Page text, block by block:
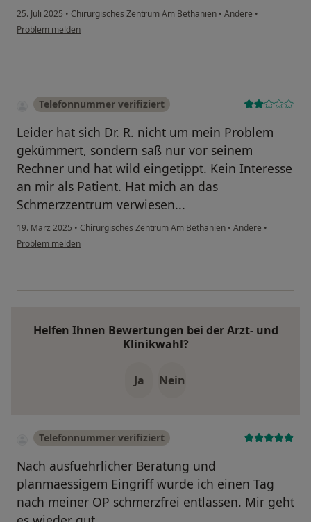
25. Juli 2025 • Chirurgisches Zentrum Am Bethanien • Andere •
Problem melden
Telefonnummer verifiziert
Leider hat sich Dr. R. nicht um mein Problem
gekümmert, sondern saß nur vor seinem
Rechner und hat wild eingetippt. Kein Interesse
an mir als Patient. Hat mich an das
Schmerzzentrum verwiesen...
19. März 2025 • Chirurgisches Zentrum Am Bethanien • Andere •
Problem melden
Helfen Ihnen Bewertungen bei der Arzt- und
Klinikwahl?
Ja Nein
Telefonnummer verifiziert
Nach ausfuehrlicher Beratung und
planmaessigem Eingriff wurde ich einen Tag
nach meiner OP schmerzfrei entlassen. Mir geht